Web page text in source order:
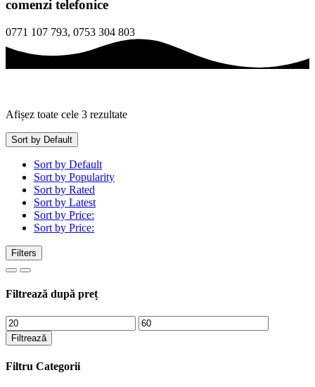
comenzi telefonice
0771 107 793, 0753 304 803
Afișez toate cele 3 rezultate
Sort by Default
Sort by Default
Sort by Popularity
Sort by Rated
Sort by Latest
Sort by Price:
Sort by Price:
Filters
Filtrează după preț
Preț
minim
Preț
maxim
Filtrează
Filtru Categorii